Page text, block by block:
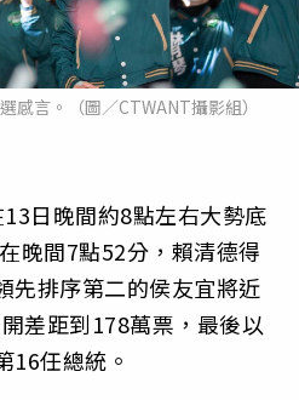
感言。（圖／CTWANT攝影組）
日晚間約8點左右大勢底
晚間7點52分，賴清德得
先排序第二的侯友宜將近
差距到178萬票，最後以
16任總統。